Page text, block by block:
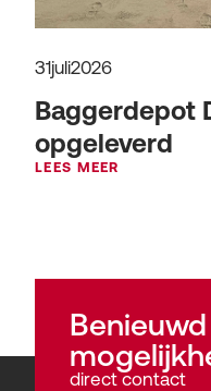
31juli2026
Baggerdepot
opgeleverd
LEES MEER
direct contact